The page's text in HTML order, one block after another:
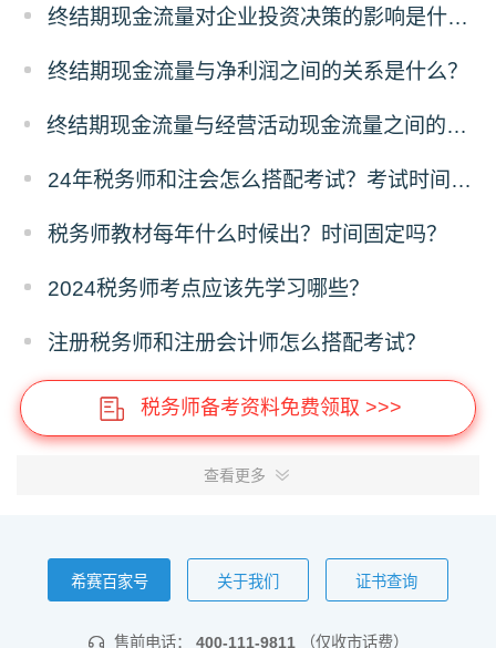
终结期现金流量对企业投资决策的影响是什么？
终结期现金流量与净利润之间的关系是什么？
终结期现金流量与经营活动现金流量之间的差异是什么？
24年税务师和注会怎么搭配考试？考试时间冲突吗？
税务师教材每年什么时候出？时间固定吗？
2024税务师考点应该先学习哪些？
注册税务师和注册会计师怎么搭配考试？
税务师备考资料免费领取 >>>
查看更多
希赛百家号 关于我们 证书查询
售前电话： 400-111-9811 （仅收市话费）